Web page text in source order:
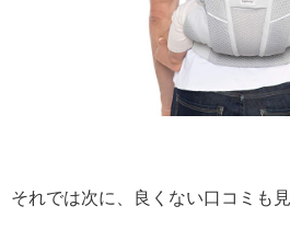
それでは次に、良くない口コミも